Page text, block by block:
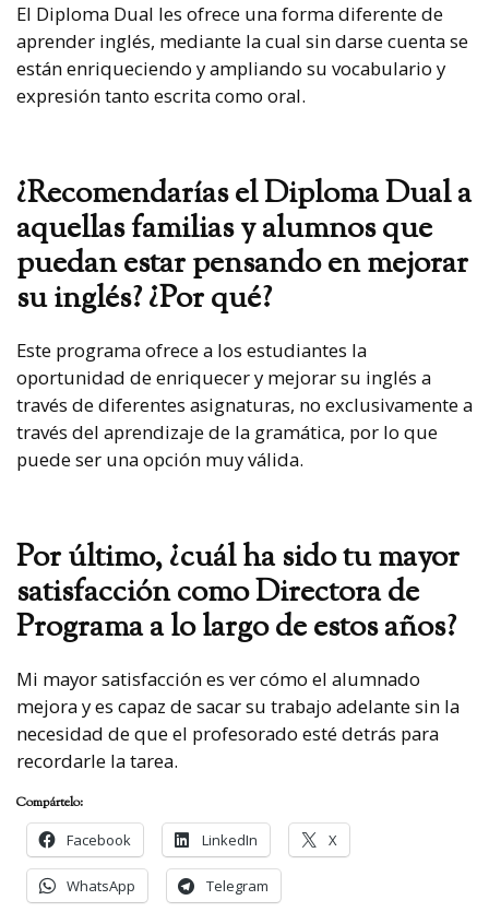
El Diploma Dual les ofrece una forma diferente de
aprender inglés, mediante la cual sin darse cuenta se
están enriqueciendo y ampliando su vocabulario y
expresión tanto escrita como oral.
¿Recomendarías el Diploma Dual a
aquellas familias y alumnos que
puedan estar pensando en mejorar
su inglés? ¿Por qué?
Este programa ofrece a los estudiantes la
oportunidad de enriquecer y mejorar su inglés a
través de diferentes asignaturas, no exclusivamente a
través del aprendizaje de la gramática, por lo que
puede ser una opción muy válida.
Por último, ¿cuál ha sido tu mayor
satisfacción como Directora de
Programa a lo largo de estos años?
Mi mayor satisfacción es ver cómo el alumnado
mejora y es capaz de sacar su trabajo adelante sin la
necesidad de que el profesorado esté detrás para
recordarle la tarea.
Compártelo:
Facebook
LinkedIn X
WhatsApp Telegram